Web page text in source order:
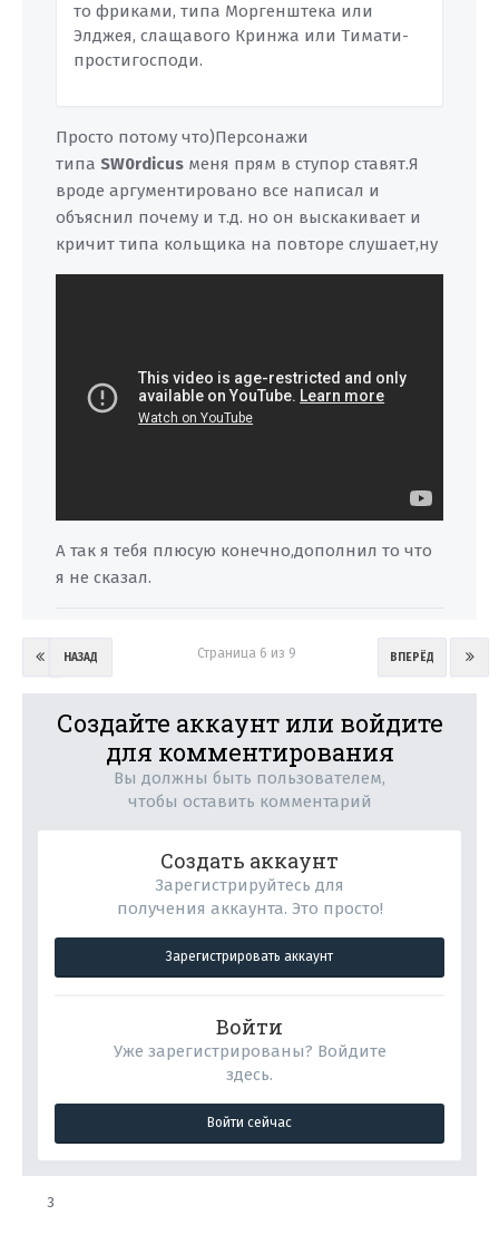
то фриками, типа Моргенштека или
Элджея, слащавого Кринжа или Тимати-
простигосподи.
Просто потому что)Персонажи
типа SW0rdicus меня прям в ступор ставят.Я
вроде аргументировано все написал и
объяснил почему и т.д. но он выскакивает и
кричит типа кольщика на повторе слушает,ну
А так я тебя плюсую конечно,дополнил то что
я не сказал.
НАЗАД ВПЕРЁД
Страница 6 из 9
Создайте аккаунт или войдите
для комментирования
Вы должны быть пользователем,
чтобы оставить комментарий
Создать аккаунт
Зарегистрируйтесь для
получения аккаунта. Это просто!
Зарегистрировать аккаунт
Войти
Уже зарегистрированы? Войдите
здесь.
Войти сейчас
3